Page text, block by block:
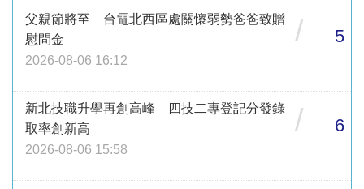
父親節將至 台電北西區處關懷弱勢爸爸致贈
慰問金
2026-08-06 16:12
/ 5
新北技職升學再創高峰 四技二專登記分發錄
取率創新高
2026-08-06 15:58
/ 6